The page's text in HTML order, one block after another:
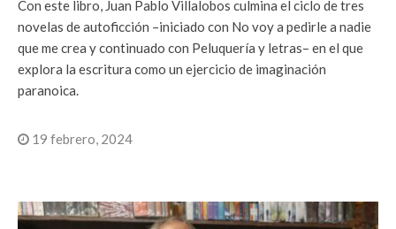
Con este libro, Juan Pablo Villalobos culmina el ciclo de tres
novelas de autoficción –iniciado con No voy a pedirle a nadie
que me crea y continuado con Peluquería y letras– en el que
explora la escritura como un ejercicio de imaginación
paranoica.
19 febrero, 2024